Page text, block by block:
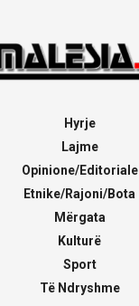
Hyrje
Lajme
Opinione/Editoriale
Etnike/Rajoni/Bota
Mërgata
Kulturë
Sport
Të Ndryshme